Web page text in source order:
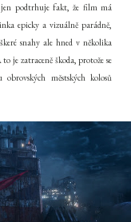
jen podtrhuje fakt, že film má
epicky a vizuálně parádně,
snahy ale hned v několika
je zatraceně škoda, protože se
městských kolosů